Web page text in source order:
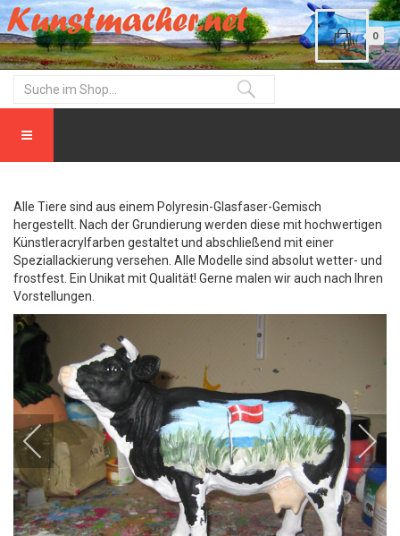
0
Alle Tiere sind aus einem Polyresin-Glasfaser-Gemisch
hergestellt. Nach der Grundierung werden diese mit hochwertigen
Künstleracrylfarben gestaltet und abschließend mit einer
Speziallackierung versehen. Alle Modelle sind absolut wetter- und
frostfest. Ein Unikat mit Qualität! Gerne malen wir auch nach Ihren
Vorstellungen.